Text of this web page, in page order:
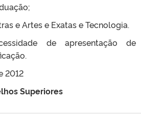
e Artes e Exatas e Tecnologia.
de apresentação de
2012
Superiores